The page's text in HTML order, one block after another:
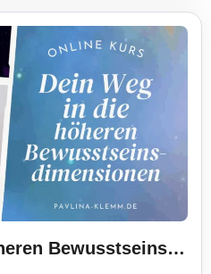
Dein Weg in die höheren Bewusstseinsdimensionen